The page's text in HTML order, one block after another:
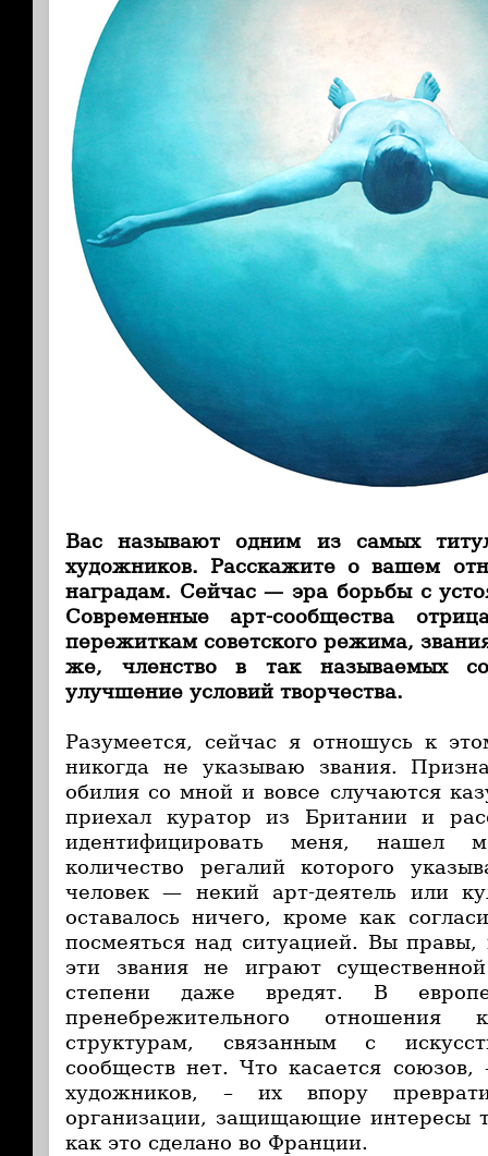
Вас называют одним из самых
художников. Расскажите о вашем
наградам. Сейчас — эра борьбы с
Современные арт-сообщества
пережиткам советского режима,
же, членство в так называемых
улучшение условий творчества.
Разумеется, сейчас я отношусь к
никогда не указываю звания.
обилия со мной и вовсе случаются
приехал куратор из Британии и
идентифицировать меня, нашел
количество регалий которого
человек — некий арт-деятель или
оставалось ничего, кроме как
посмеяться над ситуацией. Вы
эти звания не играют
степени даже вредят. В
пренебрежительного отношения
структурам, связанным с
сообществ нет. Что касается
художников, – их впору
организации, защищающие интересы
как это сделано во Франции.